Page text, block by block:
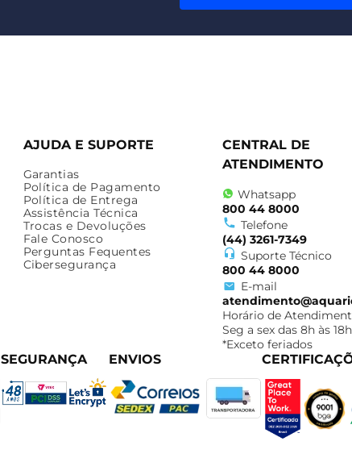
AJUDA E SUPORTE
Garantias
Política de Pagamento
Política de Entrega
Assistência Técnica
Trocas e Devoluções
Fale Conosco
Perguntas Fequentes
Cibersegurança
CENTRAL DE
ATENDIMENTO
Whatsapp
800 44 8000
Telefone
(44) 3261-7349
Suporte Técnico
800 44 8000
E-mail
Horário de
Seg a sex das 8h às 18h
*Exceto feriados
SEGURANÇA ENVIOS